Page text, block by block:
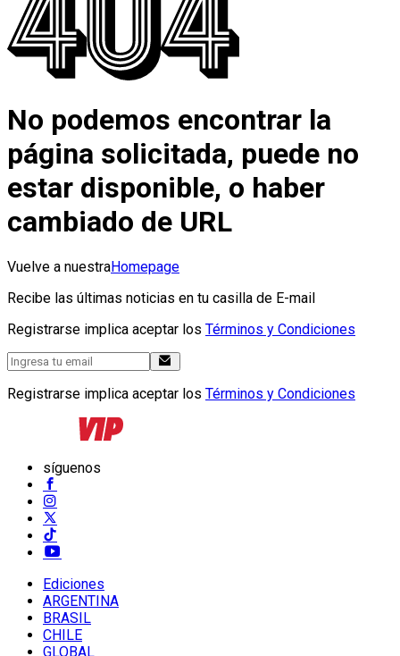
No podemos encontrar la
página solicitada, puede no
estar disponible, o haber
cambiado de URL
Vuelve a nuestraHomepage
Recibe las últimas noticias en tu casilla de E-mail
Registrarse implica aceptar los Términos y Condiciones
Registrarse implica aceptar los Términos y Condiciones
síguenos
Ediciones
ARGENTINA
BRASIL
CHILE
GLOBAL